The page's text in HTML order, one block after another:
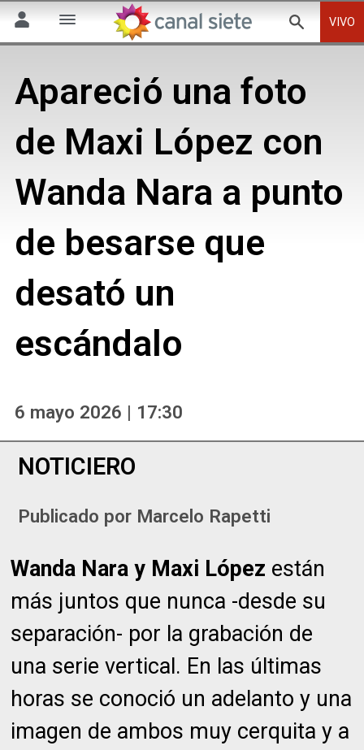
VIVO
Apareció una foto
de Maxi López con
Wanda Nara a punto
de besarse que
desató un
escándalo
6 mayo 2026 | 17:30
NOTICIERO
Publicado por Marcelo Rapetti
Wanda Nara y Maxi López están
más juntos que nunca -desde su
separación- por la grabación de
una serie vertical. En las últimas
horas se conoció un adelanto y una
imagen de ambos muy cerquita y a